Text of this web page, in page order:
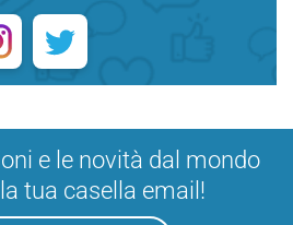
e le novità dal mondo
tua casella email!